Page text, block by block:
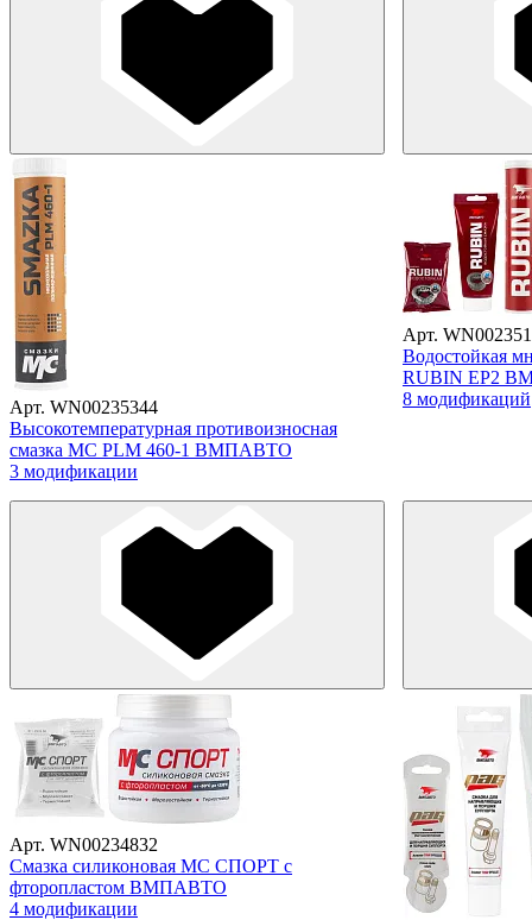
Арт. WN00235344
Высокотемпературная противоизносная
смазка МС PLM 460-1 ВМПАВТО
3 модификации
Арт.
Водостойкая
RUBIN EP2
8 модификаций
Арт. WN00234832
Смазка силиконовая МС СПОРТ с
фторопластом ВМПАВТО
4 модификации